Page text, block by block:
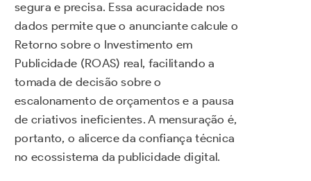
segura e precisa. Essa acuracidade nos
dados permite que o anunciante calcule o
Retorno sobre o Investimento em
Publicidade (ROAS) real, facilitando a
tomada de decisão sobre o
escalonamento de orçamentos e a pausa
de criativos ineficientes. A mensuração é,
portanto, o alicerce da confiança técnica
no ecossistema da publicidade digital.